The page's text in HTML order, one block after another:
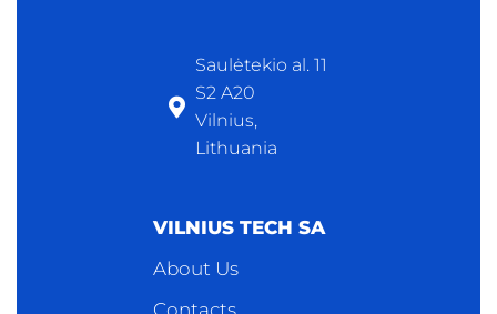
Saulėtekio al. 11
S2 A20
Vilnius,
Lithuania
VILNIUS TECH SA
About Us